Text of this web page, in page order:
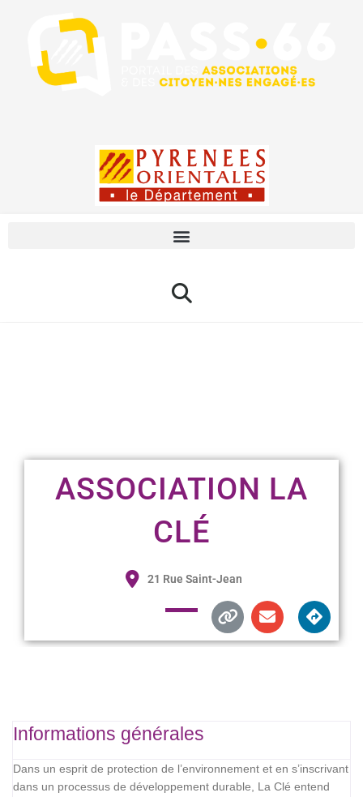
ASSOCIATION LA
CLÉ
21 Rue Saint-Jean
Informations générales
Dans un esprit de protection de l’environnement et en s’inscrivant
dans un processus de développement durable, La Clé entend